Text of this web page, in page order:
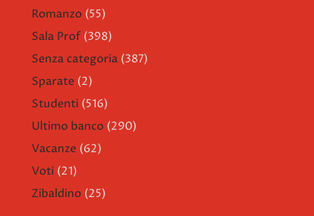
Romanzo (55)
Sala Prof (398)
Senza categoria (387)
Sparate (2)
Studenti (516)
Ultimo banco (290)
Vacanze (62)
Voti (21)
Zibaldino (25)